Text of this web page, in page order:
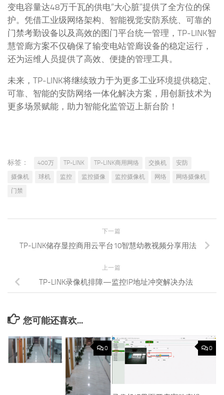
变电容量达48万千瓦的供电“大心脏”提供了全方位的保
护。凭借工业级网络架构、智能视觉安防系统、可靠的
门禁考勤设备以及高效的图门平台统一管理，TP-LINK智
慧管廊方案不仅确保了输变电站管廊设备的稳定运行，
还为运维人员提供了高效、便捷的管理工具。
未来，TP-LINK将继续致力于为更多工业环境提供稳定、
可靠、智能的安防网络一体化解决方案，用创新技术为
更多场景赋能，助力智能化监管迈上新台阶！
标签： 400万 TP-LINK TP-LINK商用网络 交换机
安防
摄像机
球机 监控 监控摄像 监控摄像机 网络
网络摄像机
门禁
下一篇
TP-LINK储存显控商用云平台10智慧幼教视频分享用法
上一篇
TP-LINK录像机排障—监控IP地址冲突解决办法
您可能还喜欢...
0 0